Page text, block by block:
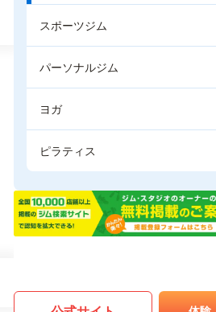
スポーツジム
パーソナルジム
ヨガ
ピラティス